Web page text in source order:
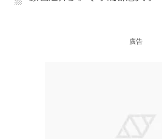
廣告